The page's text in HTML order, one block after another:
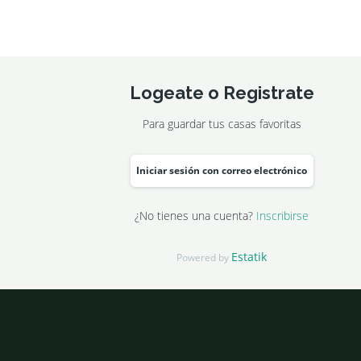
Logeate o Registrate
Para guardar tus casas favoritas
Iniciar sesión con correo electrónico
¿No tienes una cuenta? Inscribirse
Powered by Estatik